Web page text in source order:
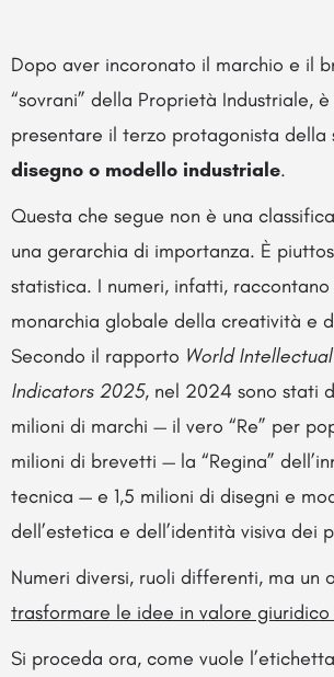
Dopo aver incoronato il marchio e il
“sovrani” della Proprietà Industriale,
presentare il terzo protagonista della
disegno o modello industriale.
Questa che segue non è una
una gerarchia di importanza. È
statistica. I numeri, infatti,
monarchia globale della creatività e
Secondo il rapporto World
Indicators 2025, nel 2024 sono stati
milioni di marchi — il vero “Re” per
milioni di brevetti — la “Regina”
tecnica — e 1,5 milioni di disegni e
dell’estetica e dell’identità visiva dei
Numeri diversi, ruoli differenti, ma un
trasformare le idee in valore
Si proceda ora, come vuole